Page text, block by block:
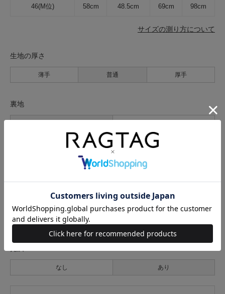
46(M位) 58cm 48.5cm 69cm 98cm
サイズの測り方について
生地の厚さ
薄手 普通 厚手
裏地
なし
なし あり